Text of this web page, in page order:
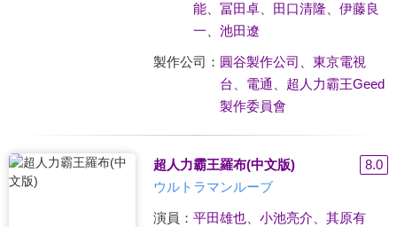
能、 冨田卓、 田口清隆
伊藤良
一
池田遼
製作公司： 圓谷製作公司
東京電視
台
電通
超人力霸王Geed
製作委員會
超人力霸王羅布(中文版)
8.0
ウルトラマンルーブ
演員： 平田雄也、 小池亮介
其原有